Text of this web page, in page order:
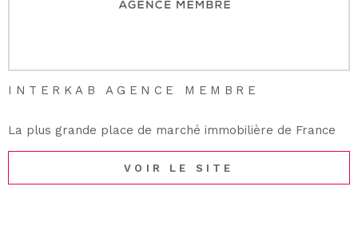
INTERKAB AGENCE MEMBRE
La plus grande place de marché immobilière de France
VOIR LE SITE